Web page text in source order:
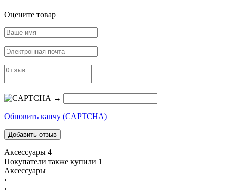
Оцените товар
→
Обновить капчу (CAPTCHA)
Аксессуары 4
Покупатели также купили 1
Аксессуары
‹
›